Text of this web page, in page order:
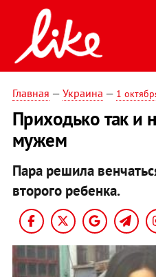
Главная — Украина — 1
Приходько так и
мужем
Пара решила
второго ребенка.